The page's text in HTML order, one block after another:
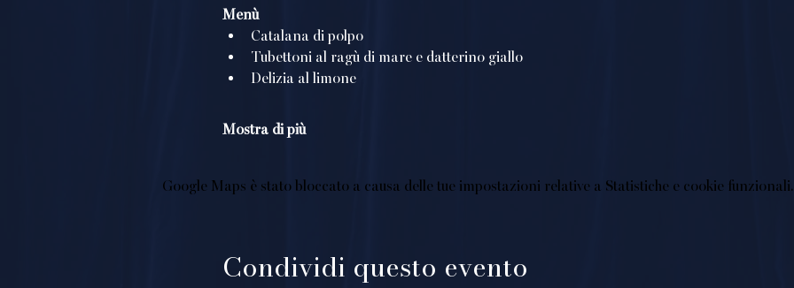
Menù
Catalana di polpo
Tubettoni al ragù di mare e datterino giallo
Delizia al limone
Mostra di più
Google Maps è stato bloccato a causa delle tue impostazioni relative a Statistiche e cookie funzionali.
Condividi questo evento